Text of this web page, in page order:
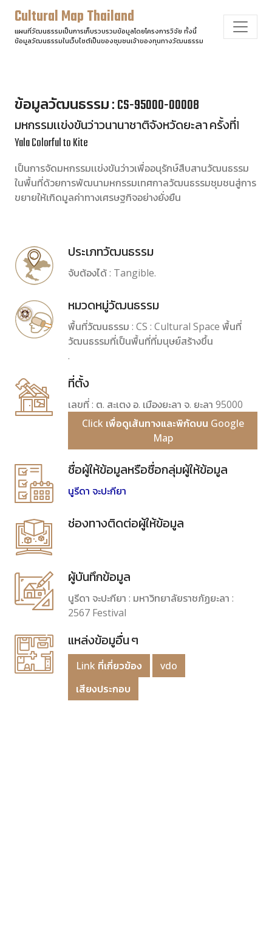
Cultural Map Thailand
แผนที่วัฒนธรรมเป็นการเก็บรวบรวมข้อมูลโดยโครงการวิจัย ทั้งนี้
ข้อมูลวัฒนธรรมในเว็บไซต์เป็นของชุมชนเจ้าของทุนทางวัฒนธรรม
ข้อมูลวัฒนธรรม : CS-95000-00008
มหกรรมเเข่งขันว่าวนานาชาติจังหวัดยะลา ครั้งที่1
Yala Colorful to Kite
เป็นการจัดมหกรรมเเข่งขันว่าวเพื่ออนุรักษ์สืบสานวัฒนธรรม
ในพื้นที่ด้วยการพัฒนามหกรรมเทศกาลวัฒนธรรมชุมชนสู่การ
ขยายให้เกิดมูลค่าทางเศรษฐกิจอย่างยั่งยืน
ประเภทวัฒนธรรม
จับต้องได้ : Tangible.
หมวดหมู่วัฒนธรรม
พื้นที่วัฒนธรรม : CS : Cultural Space พื้นที่
วัฒนธรรมที่เป็นพื้นที่ที่มนุษย์สร้างขึ้น
.
ที่ตั้ง
เลขที่ : ต. สะเตง อ. เมืองยะลา จ. ยะลา 95000
Click เพื่อดูเส้นทางและพิกัดบน Google
Map
ชื่อผู้ให้ข้อมูลหรือชื่อกลุ่มผู้ให้ข้อมูล
นูรีดา จะปะกียา
ช่องทางติดต่อผู้ให้ข้อมูล
ผู้บันทึกข้อมูล
นูรีดา จะปะกียา : มหาวิทยาลัยราชภัฏยะลา :
2567 Festival
แหล่งข้อมูอื่น ๆ
Link ที่เกี่ยวข้อง
vdo
เสียงประกอบ